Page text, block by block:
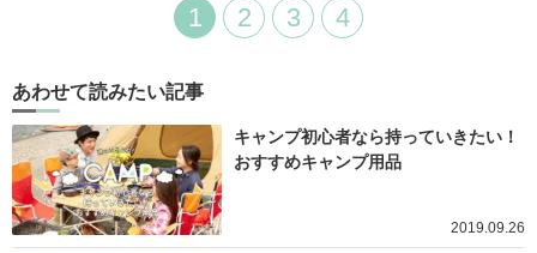
1 2 3 4
あわせて読みたい記事
キャンプ初心者なら持っていきたい！
おすすめキャンプ用品
2019.09.26